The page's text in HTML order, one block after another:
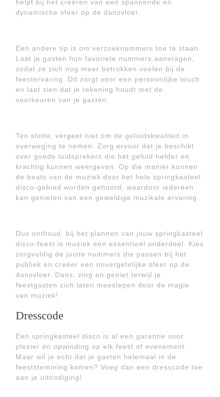
helpt bij het creëren van een spannende en
dynamische sfeer op de dansvloer.
Een andere tip is om verzoeknummers toe te staan.
Laat je gasten hun favoriete nummers aanvragen,
zodat ze zich nog meer betrokken voelen bij de
feestervaring. Dit zorgt voor een persoonlijke touch
en laat zien dat je rekening houdt met de
voorkeuren van je gasten.
Ten slotte, vergeet niet om de geluidskwaliteit in
overweging te nemen. Zorg ervoor dat je beschikt
over goede luidsprekers die het geluid helder en
krachtig kunnen weergeven. Op die manier kunnen
de beats van de muziek door het hele springkasteel
disco-gebied worden gehoord, waardoor iedereen
kan genieten van een geweldige muzikale ervaring.
Dus onthoud, bij het plannen van jouw springkasteel
disco-feest is muziek een essentieel onderdeel. Kies
zorgvuldig de juiste nummers die passen bij het
publiek en creëer een onvergetelijke sfeer op de
dansvloer. Dans, zing en geniet terwijl je
feestgasten zich laten meeslepen door de magie
van muziek!
Dresscode
Een springkasteel disco is al een garantie voor
plezier en opwinding op elk feest of evenement.
Maar wil je echt dat je gasten helemaal in de
feeststemming komen? Voeg dan een dresscode toe
aan je uitnodiging!